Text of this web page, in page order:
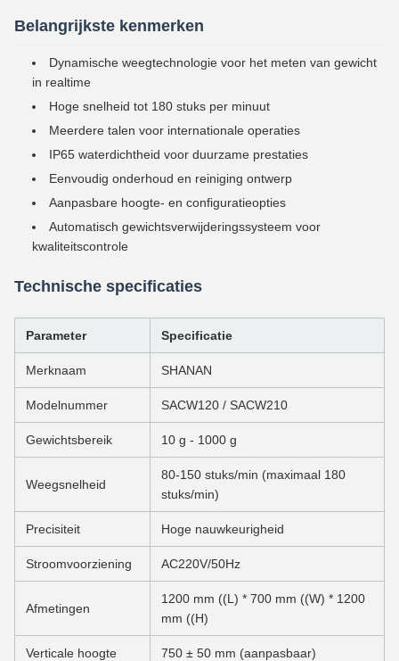
Belangrijkste kenmerken
Dynamische weegtechnologie voor het meten van gewicht
in realtime
Hoge snelheid tot 180 stuks per minuut
Meerdere talen voor internationale operaties
IP65 waterdichtheid voor duurzame prestaties
Eenvoudig onderhoud en reiniging ontwerp
Aanpasbare hoogte- en configuratieopties
Automatisch gewichtsverwijderingssysteem voor
kwaliteitscontrole
Technische specificaties
Parameter Specificatie
Merknaam SHANAN
Modelnummer SACW120 / SACW210
Gewichtsbereik 10 g - 1000 g
Weegsnelheid
80-150 stuks/min (maximaal 180
stuks/min)
Precisiteit Hoge nauwkeurigheid
Stroomvoorziening AC220V/50Hz
Afmetingen
1200 mm ((L) * 700 mm ((W) * 1200
mm ((H)
Verticale hoogte 750 ± 50 mm (aanpasbaar)